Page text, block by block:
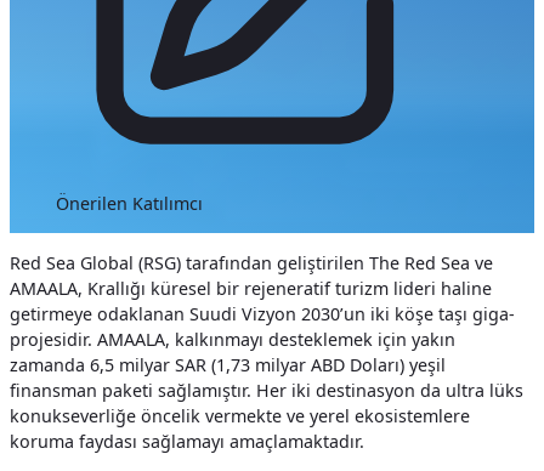
Önerilen Katılımcı
Red Sea Global (RSG) tarafından geliştirilen The Red Sea ve
AMAALA, Krallığı küresel bir rejeneratif turizm lideri haline
getirmeye odaklanan Suudi Vizyon 2030’un iki köşe taşı giga-
projesidir. AMAALA, kalkınmayı desteklemek için yakın
zamanda 6,5 milyar SAR (1,73 milyar ABD Doları) yeşil
finansman paketi sağlamıştır. Her iki destinasyon da ultra lüks
konukseverliğe öncelik vermekte ve yerel ekosistemlere
koruma faydası sağlamayı amaçlamaktadır.